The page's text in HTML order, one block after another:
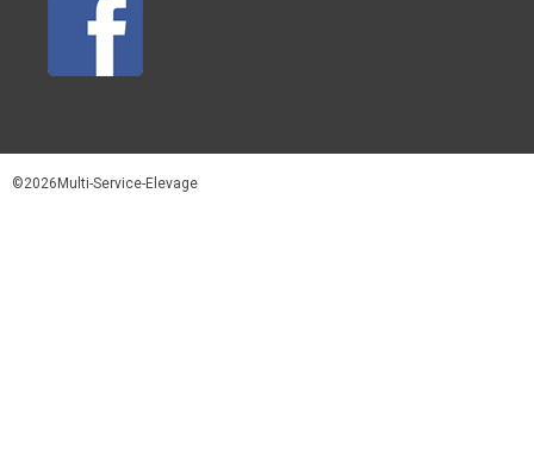
©2026Multi-Service-Elevage